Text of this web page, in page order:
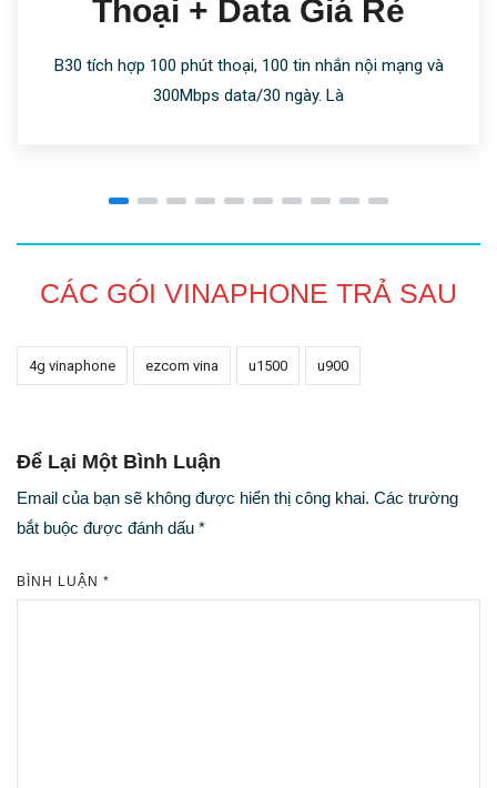
Thoại + Data Giá Rẻ
B30 tích hợp 100 phút thoại, 100 tin nhắn nội mạng và
300Mbps data/30 ngày. Là
CÁC GÓI VINAPHONE TRẢ SAU
4g vinaphone ezcom vina u1500 u900
Để Lại Một Bình Luận
Email của bạn sẽ không được hiển thị công khai. Các trường
bắt buộc được đánh dấu *
BÌNH LUẬN *